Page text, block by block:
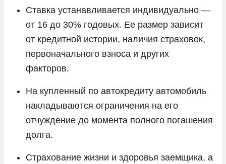
Ставка устанавливается индивидуально —
от 16 до 30% годовых. Ее размер зависит
от кредитной истории, наличия страховок,
первоначального взноса и других
факторов.
На купленный по автокредиту автомобиль
накладываются ограничения на его
отчуждение до момента полного погашения
долга.
Страхование жизни и здоровья заемщика, а